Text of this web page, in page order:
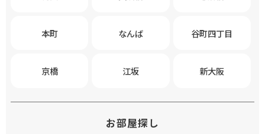
本町 なんば 谷町四丁目
京橋 江坂 新大阪
お部屋探し